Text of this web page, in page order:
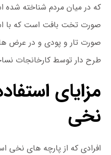
که در میان مردم شناخته
صورت تخت بافت است که با
صورت تار و پودی و در عرض
طرح دار توسط کارخانجات
مزایای
نخی
افرادی که از پارچه های نخی